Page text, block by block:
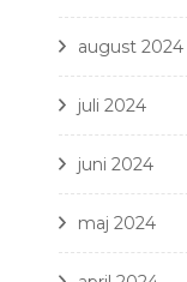
august 2024
juli 2024
juni 2024
maj 2024